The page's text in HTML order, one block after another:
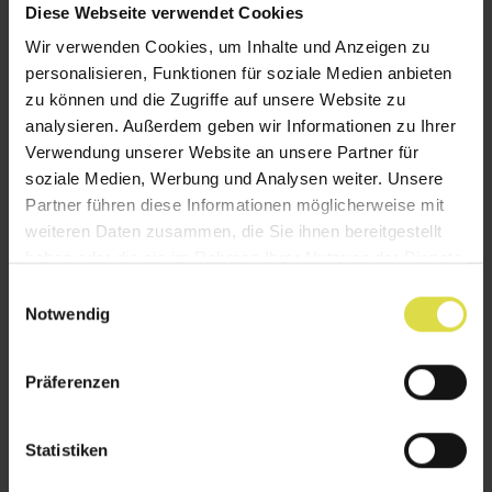
Diese Webseite verwendet Cookies
Wir verwenden Cookies, um Inhalte und Anzeigen zu
personalisieren, Funktionen für soziale Medien anbieten
zu können und die Zugriffe auf unsere Website zu
analysieren. Außerdem geben wir Informationen zu Ihrer
Verwendung unserer Website an unsere Partner für
soziale Medien, Werbung und Analysen weiter. Unsere
Partner führen diese Informationen möglicherweise mit
weiteren Daten zusammen, die Sie ihnen bereitgestellt
Notwendig
Präferenzen
Statistiken
Details und Varianten